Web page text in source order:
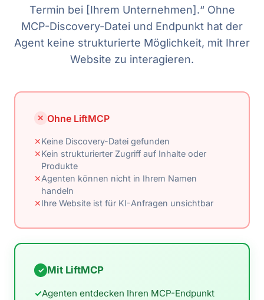
Termin bei [Ihrem Unternehmen].“ Ohne
MCP-Discovery-Datei und Endpunkt hat der
Agent keine strukturierte Möglichkeit, mit Ihrer
Website zu interagieren.
✕ Ohne LiftMCP
✕Keine Discovery-Datei gefunden
✕Kein strukturierter Zugriff auf Inhalte oder
Produkte
✕Agenten können nicht in Ihrem Namen
handeln
✕Ihre Website ist für KI-Anfragen unsichtbar
✓ Mit LiftMCP
✓Agenten entdecken Ihren MCP-Endpunkt